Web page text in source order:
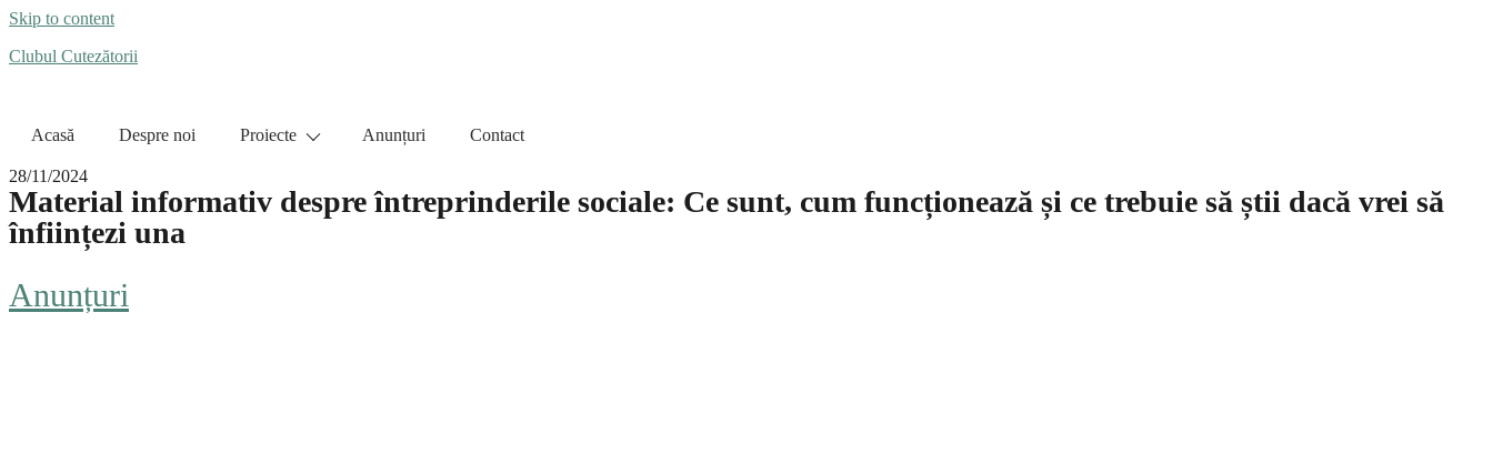
Skip to content
Clubul Cutezătorii
Acasă Despre noi Proiecte Anunțuri Contact
28/11/2024
Material informativ despre întreprinderile sociale: Ce sunt, cum funcționează și ce trebuie să știi dacă vrei să
înființezi una
Anunțuri